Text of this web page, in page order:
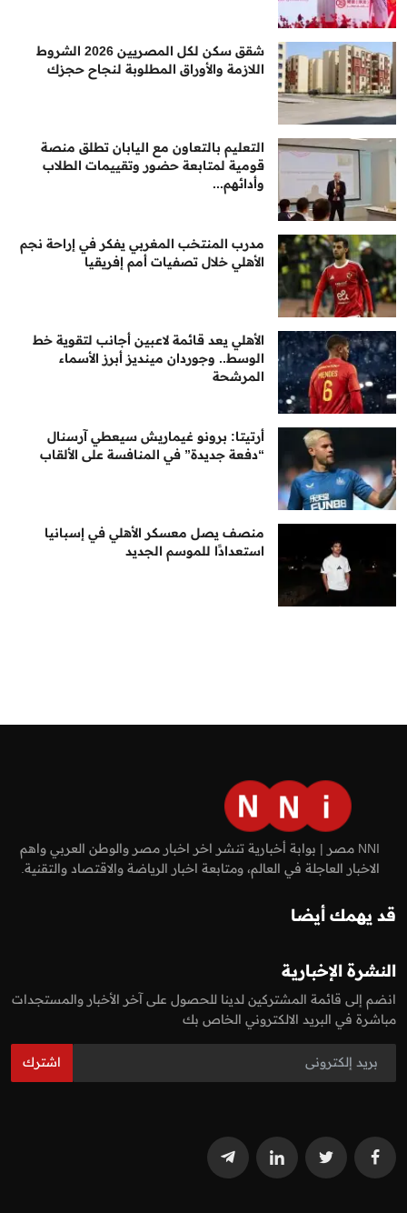
شقق سكن لكل المصريين 2026 الشروط
اللازمة والأوراق المطلوبة لنجاح حجزك
التعليم بالتعاون مع اليابان تطلق منصة
قومية لمتابعة حضور وتقييمات الطلاب
وأدائهم...
مدرب المنتخب المغربي يفكر في إراحة نجم
الأهلي خلال تصفيات أمم إفريقيا
الأهلي يعد قائمة لاعبين أجانب لتقوية خط
الوسط.. وجوردان مينديز أبرز الأسماء
المرشحة
أرتيتا: برونو غيماريش سيعطي آرسنال
“دفعة جديدة” في المنافسة على الألقاب
منصف يصل معسكر الأهلي في إسبانيا
استعدادًا للموسم الجديد
NNI مصر | بوابة أخبارية تنشر اخر اخبار مصر والوطن العربي واهم
الاخبار العاجلة في العالم، ومتابعة اخبار الرياضة والاقتصاد والتقنية.
قد يهمك أيضا
النشرة الإخبارية
انضم إلى قائمة المشتركين لدينا للحصول على آخر الأخبار والمستجدات
مباشرة في البريد الالكتروني الخاص بك
اشترك